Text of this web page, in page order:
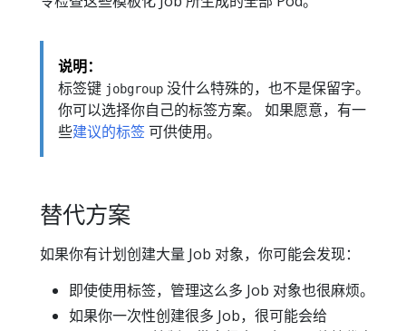
说明：
标签键 jobgroup 没什么特殊的，也不是保留字。
你可以选择你自己的标签方案。 如果愿意，有一
些建议的标签可供使用。
替代方案
如果你有计划创建大量 Job 对象，你可能会发现：
即使使用标签，管理这么多 Job 对象也很麻烦。
如果你一次性创建很多 Job，很可能会给